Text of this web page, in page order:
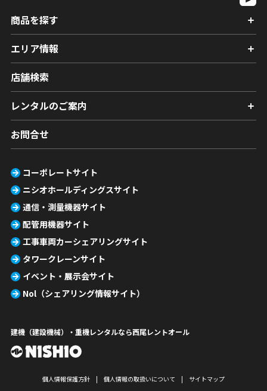
商品を探す
エリア情報
店舗検索
レンタルのご案内
お問合せ
コーポレートサイト
ニシオホールディングスサイト
通信・測量機器サイト
配管用機器サイト
工事車両カーシェアリングサイト
タワークレーンサイト
イベント・展示会サイト
Nol（シェアリング情報サイト）
建機（建設機械）・重機レンタルなら西尾レントオール
個人情報保護方針 個人情報の取扱いについて サイトマップ